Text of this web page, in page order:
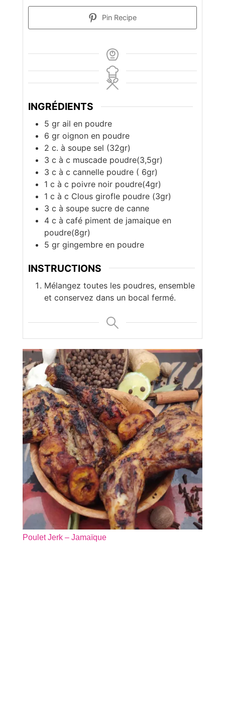
Pin Recipe
INGRÉDIENTS
5 gr ail en poudre
6 gr oignon en poudre
2 c. à soupe sel (32gr)
3 c à c muscade poudre(3,5gr)
3 c à c cannelle poudre ( 6gr)
1 c à c poivre noir poudre(4gr)
1 c à c Clous girofle poudre (3gr)
3 c à soupe sucre de canne
4 c à café piment de jamaique en
poudre(8gr)
5 gr gingembre en poudre
INSTRUCTIONS
Mélangez toutes les poudres, ensemble
et conservez dans un bocal fermé.
Poulet Jerk – Jamaïque